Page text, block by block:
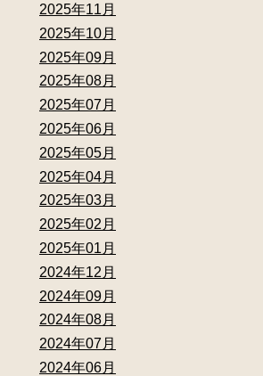
2025年11月
2025年10月
2025年09月
2025年08月
2025年07月
2025年06月
2025年05月
2025年04月
2025年03月
2025年02月
2025年01月
2024年12月
2024年09月
2024年08月
2024年07月
2024年06月